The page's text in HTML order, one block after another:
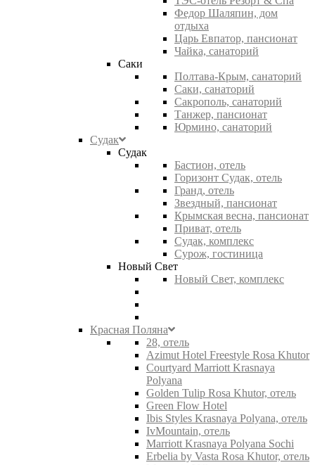
Федор Шаляпин, дом
отдыха
Царь Евпатор, пансионат
Чайка, санаторий
Саки
Полтава-Крым, санаторий
Саки, санаторий
Сакрополь, санаторий
Танжер, пансионат
Юрмино, санаторий
Судак
Судак
Бастион, отель
Горизонт Судак, отель
Гранд, отель
Звездный, пансионат
Крымская весна, пансионат
Приват, отель
Судак, комплекс
Сурож, гостиница
Новый Свет
Новый Свет, комплекс
Красная Поляна
28, отель
Azimut Hotel Freestyle Rosa Khutor
Courtyard Marriott Krasnaya
Polyana
Golden Tulip Rosa Khutor, отель
Green Flow Hotel
Ibis Styles Krasnaya Polyana, отель
IvMountain, отель
Marriott Krasnaya Polyana Sochi
Erbelia by Vasta Rosa Khutor, отель